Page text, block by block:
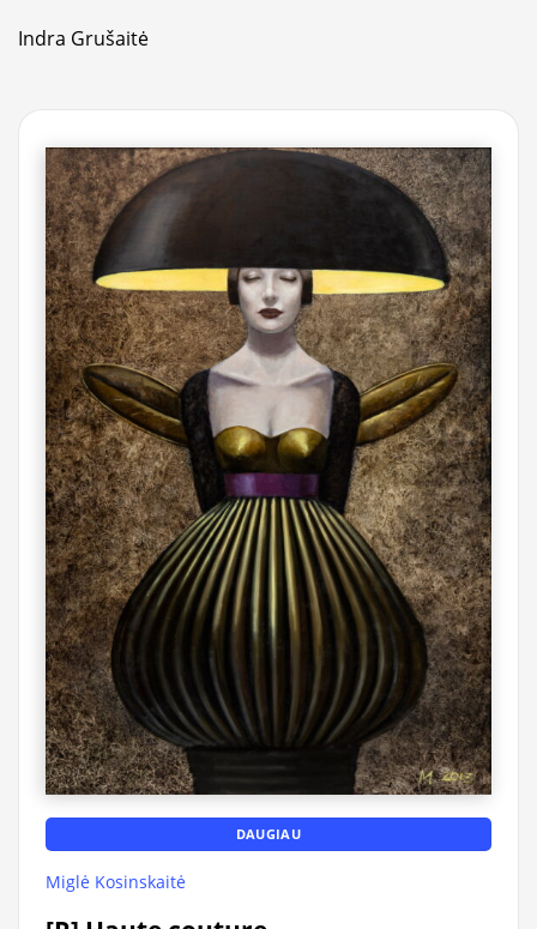
Indra Grušaitė
DAUGIAU
Miglė Kosinskaitė